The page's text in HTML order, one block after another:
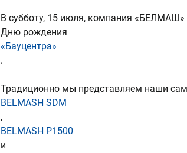
В субботу, 15 июля, компания «БЕЛМАШ»
Дню рождения
«Бауцентра»
.
Традиционно мы представляем наши
BELMASH SDM
,
BELMASH P1500
и